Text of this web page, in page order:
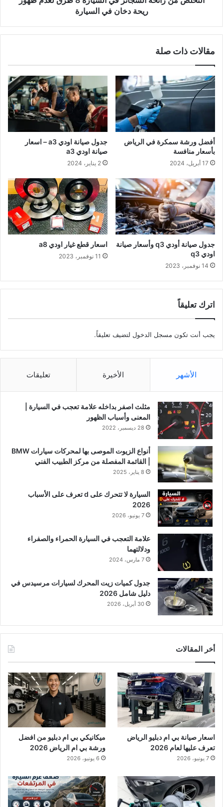
ريحة دخان في السيارة
مقالات ذات صلة
أفضل ورشة سمكرة في الرياض
بأسعار منافسة
17 أبريل، 2024
جدول صيانة اودي a3 – اسعار
صيانة اودي a3
2 يناير، 2024
جدول صيانة أودي q3 وأسعار صيانة
اودي q3
14 نوفمبر، 2023
اسعار قطع غيار اودي a8
11 نوفمبر، 2023
اترك تعليقاً
يجب أنت تكون مسجل الدخول لتضيف تعليقاً.
الأشهر الأخيرة تعليقات
مثلث اصفر بداخله علامة تعجب في السيارة |
المعنى وأسباب الظهور
28 ديسمبر، 2022
أنواع الزيوت الموصى بها لمحركات سيارات BMW
| القائمة المفصلة من مركز الطبيب الفني
8 يناير، 2025
السيارة لا تتحرك على d تعرف على الأسباب
2026
7 يونيو، 2026
علامة التعجب في السيارة الحمراء والصفراء
ودلالتهما
7 مارس، 2024
جدول كميات زيت المحرك لسيارات مرسيدس في
دليل شامل 2026
30 أبريل، 2026
أخر المقالات
اسعار صيانة بي ام دبليو الرياض
تعرف عليها لعام 2026
7 يونيو، 2026
ميكانيكي بي ام دبليو من افضل
ورشة بي ام الرياض 2026
6 يونيو، 2026